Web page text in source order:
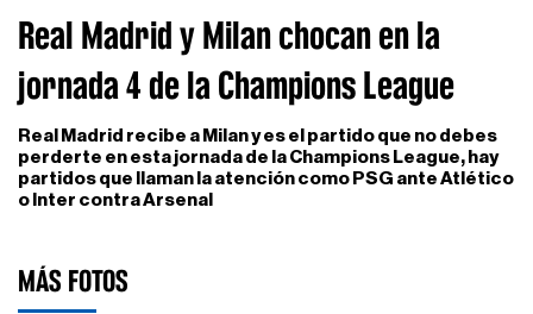
Real Madrid y Milan chocan en la
jornada 4 de la Champions League
Real Madrid recibe a Milan y es el partido que no debes
perderte en esta jornada de la Champions League, hay
partidos que llaman la atención como PSG ante Atlético
o Inter contra Arsenal
MÁS FOTOS